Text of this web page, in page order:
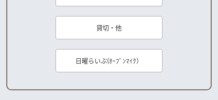
貸切・他
日曜らいぶ(ｵｰﾌﾟﾝﾏｲｸ）